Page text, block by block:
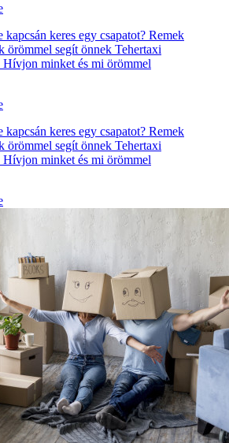
keres egy csapatot? Remek
örömmel segít önnek Tehertaxi
Hívjon minket és mi örömmel
keres egy csapatot? Remek
örömmel segít önnek Tehertaxi
Hívjon minket és mi örömmel